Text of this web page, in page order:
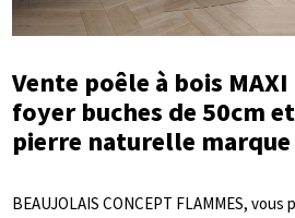
Vente poêle à bois
foyer buches de 50cm
pierre naturelle marque
BEAUJOLAIS CONCEPT FLAMMES,